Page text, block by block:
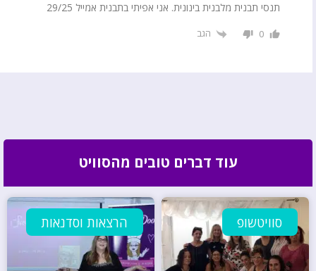
תנסי תבנית מלבנית בינונית. אני אפיתי בתבנית אמייל 29/25
0 הגב
עוד דברים טובים מהסוויט
סוויטשופ הרצאות וסדנאות